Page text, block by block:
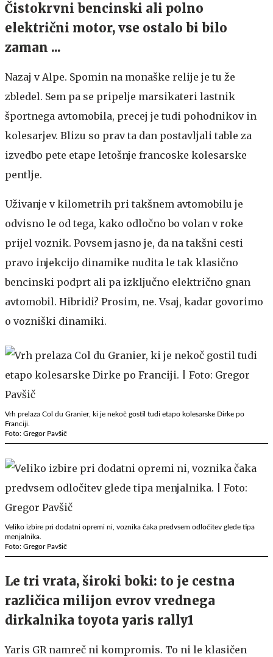
Čistokrvni bencinski ali polno
električni motor, vse ostalo bi bilo
zaman ...
Nazaj v Alpe. Spomin na monaške relije je tu že
zbledel. Sem pa se pripelje marsikateri lastnik
športnega avtomobila, precej je tudi pohodnikov in
kolesarjev. Blizu so prav ta dan postavljali table za
izvedbo pete etape letošnje francoske kolesarske
pentlje.
Uživanje v kilometrih pri takšnem avtomobilu je
odvisno le od tega, kako odločno bo volan v roke
prijel voznik. Povsem jasno je, da na takšni cesti
pravo injekcijo dinamike nudita le tak klasično
bencinski podprt ali pa izključno električno gnan
avtomobil. Hibridi? Prosim, ne. Vsaj, kadar govorimo
o vozniški dinamiki.
Vrh prelaza Col du Granier, ki je nekoč gostil tudi etapo kolesarske Dirke po
Franciji.
Foto: Gregor Pavšič
Veliko izbire pri dodatni opremi ni, voznika čaka predvsem odločitev glede tipa
menjalnika.
Foto: Gregor Pavšič
Le tri vrata, široki boki: to je cestna
različica milijon evrov vrednega
dirkalnika toyota yaris rally1
Yaris GR namreč ni kompromis. To ni le klasičen